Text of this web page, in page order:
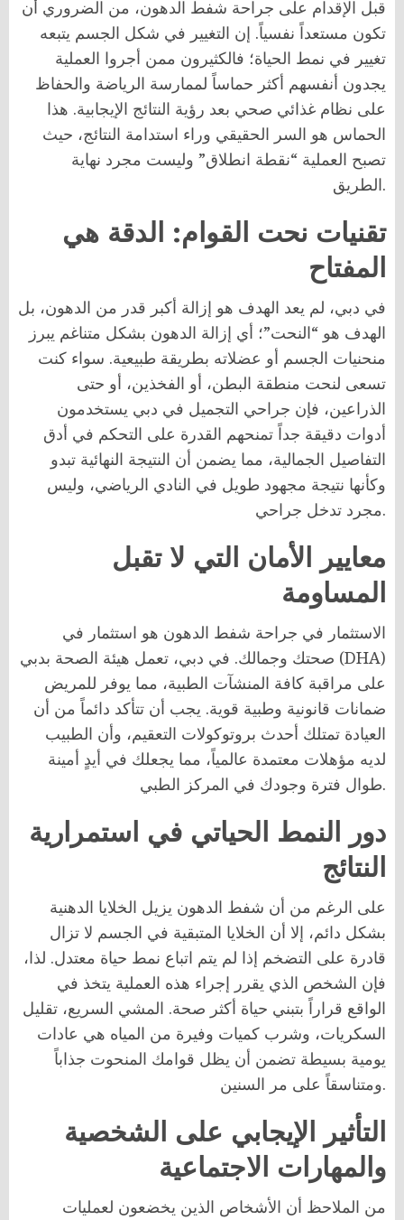
قبل الإقدام على جراحة شفط الدهون، من الضروري أن
تكون مستعداً نفسياً. إن التغيير في شكل الجسم يتبعه
تغيير في نمط الحياة؛ فالكثيرون ممن أجروا العملية
يجدون أنفسهم أكثر حماساً لممارسة الرياضة والحفاظ
على نظام غذائي صحي بعد رؤية النتائج الإيجابية. هذا
الحماس هو السر الحقيقي وراء استدامة النتائج، حيث
تصبح العملية “نقطة انطلاق” وليست مجرد نهاية
الطريق.
تقنيات نحت القوام: الدقة هي
المفتاح
في دبي، لم يعد الهدف هو إزالة أكبر قدر من الدهون، بل
الهدف هو “النحت”؛ أي إزالة الدهون بشكل متناغم يبرز
منحنيات الجسم أو عضلاته بطريقة طبيعية. سواء كنت
تسعى لنحت منطقة البطن، أو الفخذين، أو حتى
الذراعين، فإن جراحي التجميل في دبي يستخدمون
أدوات دقيقة جداً تمنحهم القدرة على التحكم في أدق
التفاصيل الجمالية، مما يضمن أن النتيجة النهائية تبدو
وكأنها نتيجة مجهود طويل في النادي الرياضي، وليس
مجرد تدخل جراحي.
معايير الأمان التي لا تقبل
المساومة
الاستثمار في جراحة شفط الدهون هو استثمار في
صحتك وجمالك. في دبي، تعمل هيئة الصحة بدبي (DHA)
على مراقبة كافة المنشآت الطبية، مما يوفر للمريض
ضمانات قانونية وطبية قوية. يجب أن تتأكد دائماً من أن
العيادة تمتلك أحدث بروتوكولات التعقيم، وأن الطبيب
لديه مؤهلات معتمدة عالمياً، مما يجعلك في أيدٍ أمينة
طوال فترة وجودك في المركز الطبي.
دور النمط الحياتي في استمرارية
النتائج
على الرغم من أن شفط الدهون يزيل الخلايا الدهنية
بشكل دائم، إلا أن الخلايا المتبقية في الجسم لا تزال
قادرة على التضخم إذا لم يتم اتباع نمط حياة معتدل. لذا،
فإن الشخص الذي يقرر إجراء هذه العملية يتخذ في
الواقع قراراً بتبني حياة أكثر صحة. المشي السريع، تقليل
السكريات، وشرب كميات وفيرة من المياه هي عادات
يومية بسيطة تضمن أن يظل قوامك المنحوت جذاباً
ومتناسقاً على مر السنين.
التأثير الإيجابي على الشخصية
والمهارات الاجتماعية
من الملاحظ أن الأشخاص الذين يخضعون لعمليات